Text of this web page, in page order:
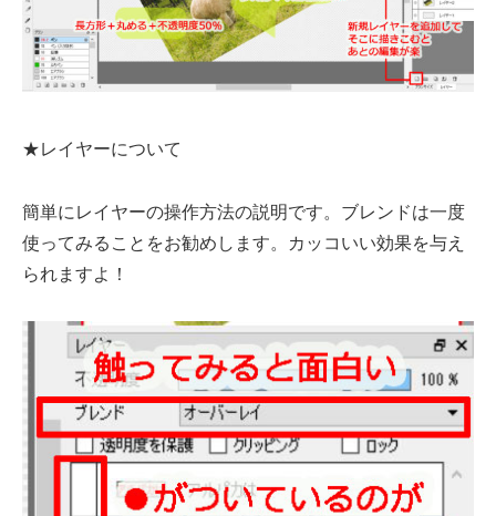
★レイヤーについて
簡単にレイヤーの操作方法の説明です。ブレンドは一度
使ってみることをお勧めします。カッコいい効果を与え
られますよ！